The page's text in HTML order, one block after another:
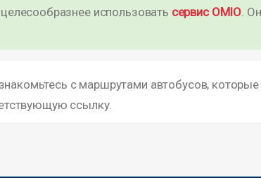
целесообразнее использовать сервис OMIO.
с маршрутами автобусов,
ссылку.